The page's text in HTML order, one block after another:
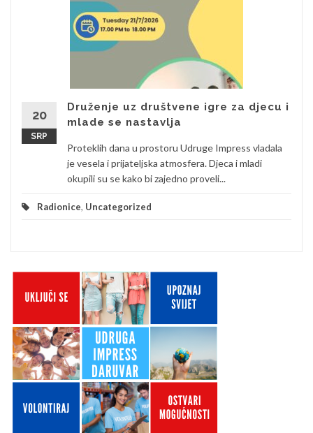
20
SRP
Druženje uz društvene igre za djecu i
mlade se nastavlja
Proteklih dana u prostoru Udruge Impress vladala
je vesela i prijateljska atmosfera. Djeca i mladi
okupili su se kako bi zajedno proveli...
Radionice, Uncategorized